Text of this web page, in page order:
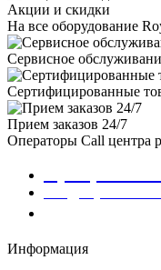
Акции и скидки
На все оборудование
Сервисное
Сертифицированные
Прием заказов 24/7
Операторы Call центра
Информация